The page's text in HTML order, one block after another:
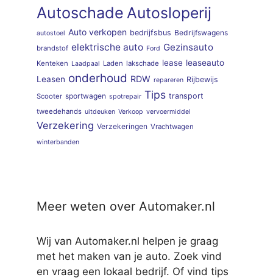
Autoschade Autosloperij
autostoel Auto verkopen bedrijfsbus Bedrijfswagens
brandstof elektrische auto Ford Gezinsauto
Kenteken Laadpaal Laden lakschade lease leaseauto
Leasen onderhoud RDW repareren Rijbewijs
Scooter sportwagen spotrepair Tips transport
tweedehands uitdeuken Verkoop vervoermiddel
Verzekering Verzekeringen Vrachtwagen
winterbanden
Meer weten over Automaker.nl
Wij van Automaker.nl helpen je graag
met het maken van je auto. Zoek vind
en vraag een lokaal bedrijf. Of vind tips